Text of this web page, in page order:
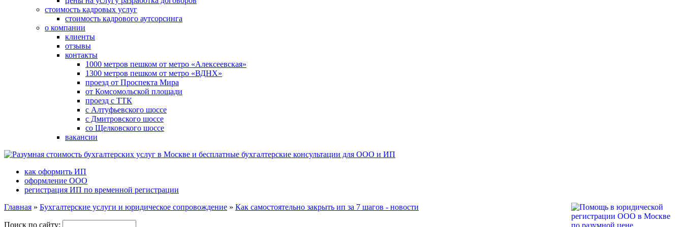
стоимость кадровых услуг
стоимость кадрового аутсорсинга
о компании
клиенты
отзывы
контакты
1000 метров пешком от метро «Алексеевская»
1300 метров пешком от метро «ВДНХ»
проезд от Проспекта Мира
от Комсомольской площади
проезд с ТТК
с Алтуфьевского шоссе
с Дмитровского шоссе
со Щелковского шоссе
вакансии
как оформить ИП
оформление ООО
регистрация ИП по временной регистрации
Главная » Бухгалтерские услуги и юридическое сопровождение » Как самостоятельно закрыть ип за 7 шагов - новости
Поиск по сайту: